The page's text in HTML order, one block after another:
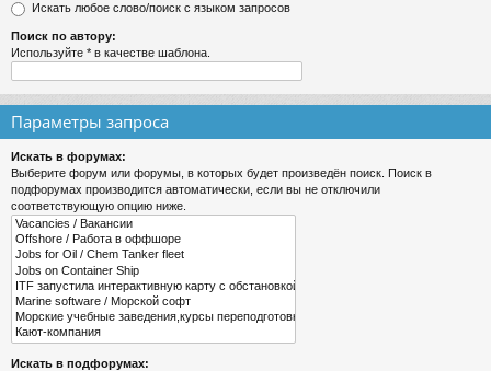
Искать любое слово/поиск с языком запросов
Поиск по автору:
Используйте * в качестве шаблона.
Параметры запроса
Искать в форумах:
Выберите форум или форумы, в которых будет произведён поиск. Поиск в
подфорумах производится автоматически, если вы не отключили
соответствующую опцию ниже.
Искать в подфорумах: